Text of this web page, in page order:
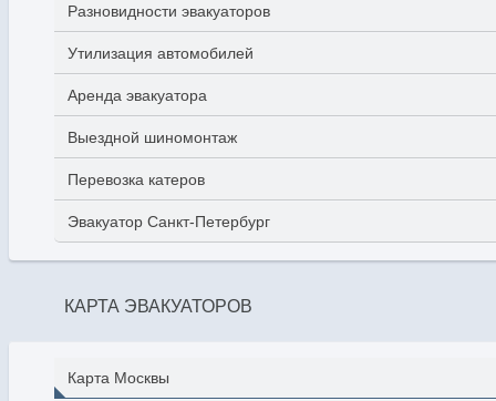
Разновидности эвакуаторов
Утилизация автомобилей
Аренда эвакуатора
Выездной шиномонтаж
Перевозка катеров
Эвакуатор Санкт-Петербург
КАРТА ЭВАКУАТОРОВ
Карта Москвы